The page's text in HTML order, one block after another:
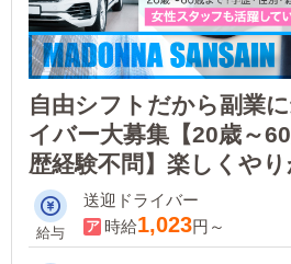
自由シフトだから副業
イバー大募集【20歳～
歴経験不問】楽しくや
です！
給与
送迎ドライバー
時給1,023円～